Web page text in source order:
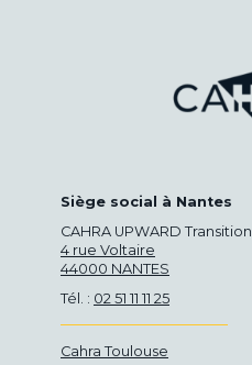
Siège social à Nantes
CAHRA UPWARD Transition
4 rue Voltaire
44000 NANTES
Tél. : 02 51 11 11 25
Cahra Toulouse